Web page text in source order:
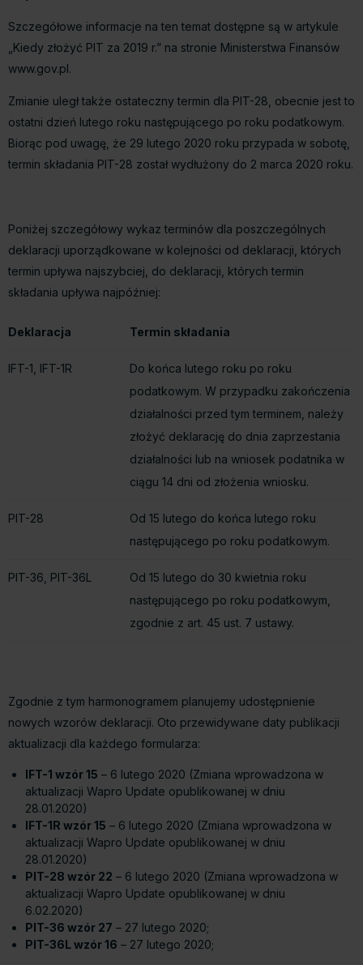
Szczegółowe informacje na ten temat dostępne są w artykule
„Kiedy złożyć PIT za 2019 r.” na stronie Ministerstwa Finansów
www.gov.pl.
Zmianie uległ także ostateczny termin dla PIT-28, obecnie jest to
ostatni dzień lutego roku następującego po roku podatkowym.
Biorąc pod uwagę, że 29 lutego 2020 roku przypada w sobotę,
termin składania PIT-28 został wydłużony do 2 marca 2020 roku.
Poniżej szczegółowy wykaz terminów dla poszczególnych
deklaracji uporządkowane w kolejności od deklaracji, których
termin upływa najszybciej, do deklaracji, których termin
składania upływa najpóźniej:
Deklaracja Termin składania
IFT-1, IFT-1R
Do końca lutego roku po roku
podatkowym. W przypadku zakończenia
działalności przed tym terminem, należy
złożyć deklarację do dnia zaprzestania
działalności lub na wniosek podatnika w
ciągu 14 dni od złożenia wniosku.
PIT-28
Od 15 lutego do końca lutego roku
następującego po roku podatkowym.
PIT-36, PIT-36L
Od 15 lutego do 30 kwietnia roku
następującego po roku podatkowym,
zgodnie z art. 45 ust. 7 ustawy.
Zgodnie z tym harmonogramem planujemy udostępnienie
nowych wzorów deklaracji. Oto przewidywane daty publikacji
aktualizacji dla każdego formularza:
IFT-1 wzór 15 – 6 lutego 2020 (Zmiana wprowadzona w
aktualizacji Wapro Update opublikowanej w dniu
28.01.2020)
IFT-1R wzór 15 – 6 lutego 2020 (Zmiana wprowadzona w
aktualizacji Wapro Update opublikowanej w dniu
28.01.2020)
PIT-28 wzór 22 – 6 lutego 2020 (Zmiana wprowadzona w
aktualizacji Wapro Update opublikowanej w dniu
6.02.2020)
PIT-36 wzór 27 – 27 lutego 2020;
PIT-36L wzór 16 – 27 lutego 2020;